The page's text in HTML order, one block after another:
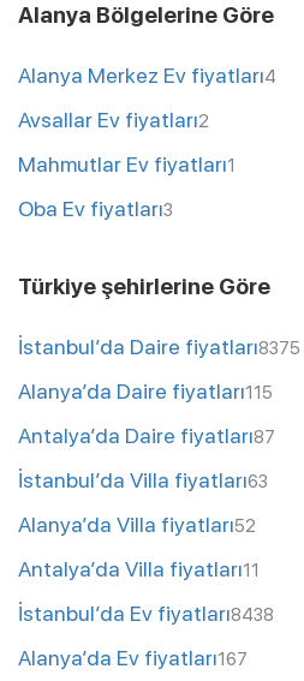
Alanya Bölgelerine Göre
Alanya Merkez Ev fiyatları4
Avsallar Ev fiyatları2
Mahmutlar Ev fiyatları1
Oba Ev fiyatları3
Türkiye şehirlerine Göre
İstanbul’da Daire fiyatları8375
Alanya’da Daire fiyatları115
Antalya’da Daire fiyatları87
İstanbul’da Villa fiyatları63
Alanya’da Villa fiyatları52
Antalya’da Villa fiyatları11
İstanbul’da Ev fiyatları8438
Alanya’da Ev fiyatları167